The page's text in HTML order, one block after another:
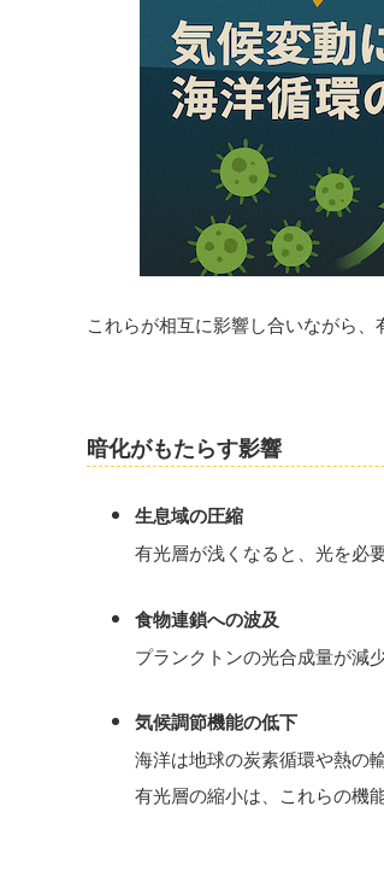
これらが相互に影響し合いながら、
暗化がもたらす影響
生息域の圧縮
有光層が浅くなると、光を必
食物連鎖への波及
プランクトンの光合成量が減
気候調節機能の低下
海洋は地球の炭素循環や熱の
有光層の縮小は、これらの機